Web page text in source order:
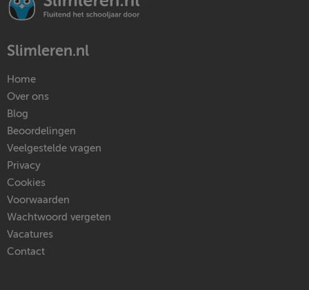
Slimleren.nl
Home
Over ons
Blog
Beoordelingen
Veelgestelde vragen
Privacy
Cookies
Voorwaarden
Wachtwoord vergeten
Vacatures
Contact